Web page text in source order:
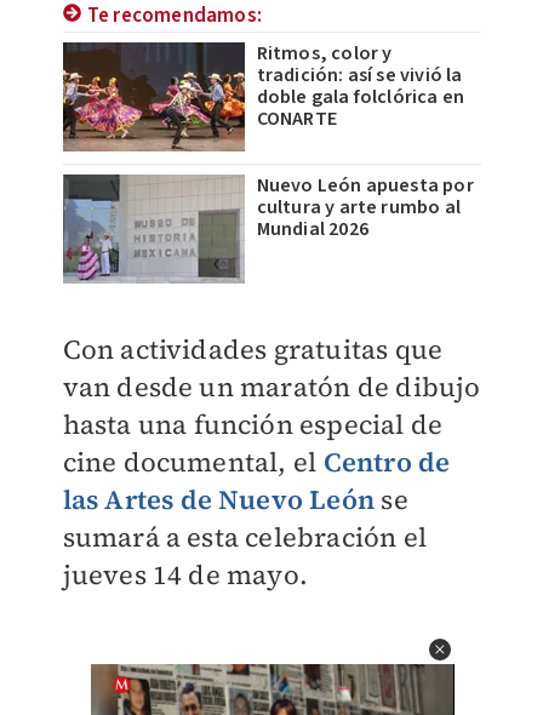
Te recomendamos:
Ritmos, color y
tradición: así se vivió la
doble gala folclórica en
CONARTE
Nuevo León apuesta por
cultura y arte rumbo al
Mundial 2026
Con actividades gratuitas que
van desde un maratón de dibujo
hasta una función especial de
cine documental, el Centro de
las Artes de Nuevo León se
sumará a esta celebración el
jueves 14 de mayo.